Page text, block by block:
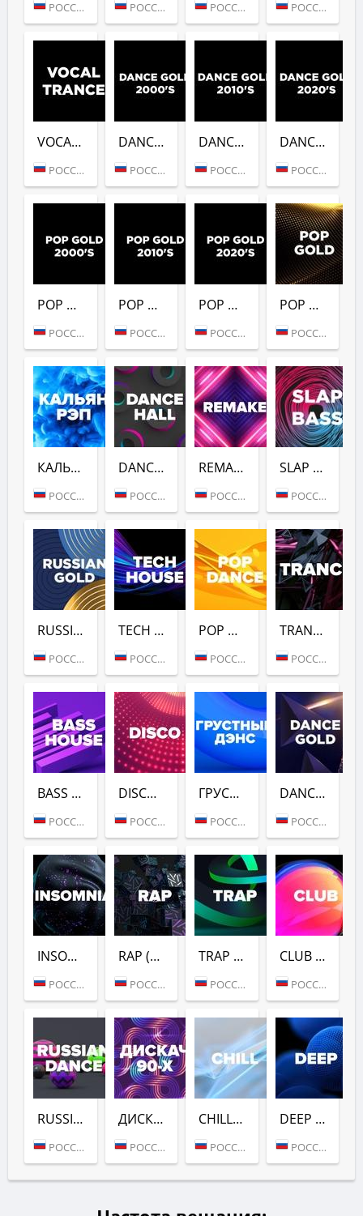
РОССИЯ (МОСКВА) РОССИЯ (МОСКВА) РОССИЯ (МОСКВА) РОССИЯ (МОСКВА)
VOCAL TRANCE (DFM)
РОССИЯ (МОСКВА)
DANCE GOLD 2000S (DFM)
РОССИЯ (МОСКВА)
DANCE GOLD 2010S (DFM)
РОССИЯ (МОСКВА)
DANCE GOLD 2020S (DFM)
РОССИЯ (МОСКВА)
POP GOLD 2000S (DFM)
РОССИЯ (МОСКВА)
POP GOLD 2010S (DFM)
РОССИЯ (МОСКВА)
POP GOLD 2020S (DFM)
РОССИЯ (МОСКВА)
POP GOLD 1990S (DFM)
РОССИЯ (МОСКВА)
КАЛЬЯН РЭП (DFM)
РОССИЯ (МОСКВА)
DANCE HALL (DFM)
РОССИЯ (МОСКВА)
REMAKE (DFM)
РОССИЯ (МОСКВА)
SLAP BASS (DFM)
РОССИЯ (МОСКВА)
RUSSIAN GOLD (DFM)
РОССИЯ (МОСКВА)
TECH HOUSE (DFM)
РОССИЯ (МОСКВА)
POP DANCE (DFM)
РОССИЯ (МОСКВА)
TRANCE (DFM)
РОССИЯ (МОСКВА)
BASS HOUSE (DFM)
РОССИЯ (МОСКВА)
DISCO (DFM)
РОССИЯ (МОСКВА)
ГРУСТНЫЙ ДЭНС (DFM)
РОССИЯ (МОСКВА)
DANCE GOLD 1990S (DFM)
РОССИЯ (МОСКВА)
INSOMNIA (DFM)
РОССИЯ (МОСКВА)
RAP (DFM)
РОССИЯ (МОСКВА)
TRAP (DFM)
РОССИЯ (МОСКВА)
CLUB (DFM)
РОССИЯ (МОСКВА)
RUSSIAN DANCE (DFM)
РОССИЯ (МОСКВА)
ДИСКАЧ 90-Х (DFM)
РОССИЯ (МОСКВА)
CHILL (DFM)
РОССИЯ (МОСКВА)
DEEP (DFM)
РОССИЯ (МОСКВА)